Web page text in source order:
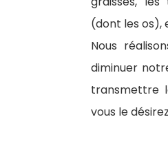
(dont les os),
Nous
diminuer
transmettre
vous le